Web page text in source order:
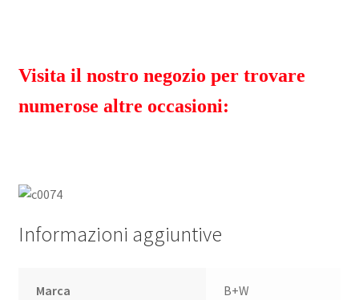
Visita il nostro negozio per trovare
numerose altre occasioni:
Informazioni aggiuntive
Marca B+W